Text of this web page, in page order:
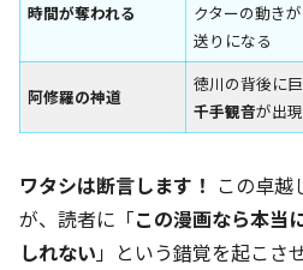
時間が奪われる
クターの動き
送りになる
阿修羅の神道
徳川の背後に
千手観音が出現
ワタシは断言します！ この卓越
が、読者に「この漫画なら本当
しれない」という錯覚を起こさ